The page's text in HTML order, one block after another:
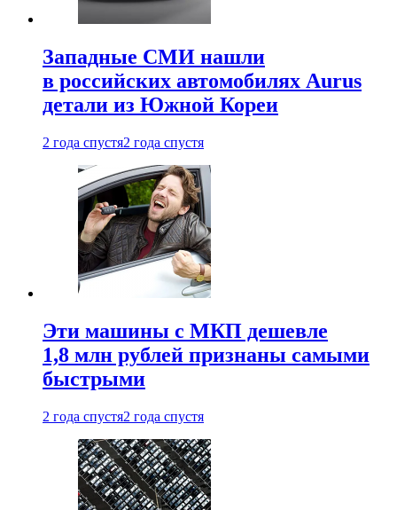
Западные СМИ нашли
в российских автомобилях Aurus
детали из Южной Кореи
2 года спустя2 года спустя
Эти машины с МКП дешевле
1,8 млн рублей признаны самыми
быстрыми
2 года спустя2 года спустя